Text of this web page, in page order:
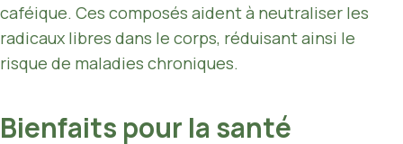
caféique. Ces composés aident à neutraliser les
radicaux libres dans le corps, réduisant ainsi le
risque de maladies chroniques.
Bienfaits pour la santé